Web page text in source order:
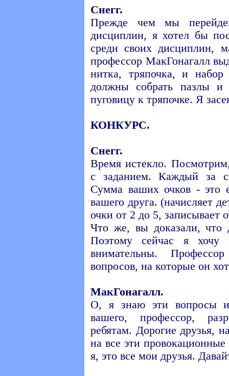
Снегг.
Прежде чем мы
дисциплин, я хотел бы
среди своих дисциплин,
профессор МакГонагалл
нитка, тряпочка, и
должны собрать пазлы
пуговицу к тряпочке. Я
КОНКУРС.
Снегг.
Время истекло.
с заданием. Каждый за
Сумма ваших очков - это
вашего друга. (начисляет
очки от 2 до 5, записывает
Что же, вы доказали, что
Поэтому сейчас я хочу
внимательны.
вопросов, на которые он
МакГонагалл.
О, я знаю эти вопросы
вашего, профессор,
ребятам. Дорогие друзья,
на все эти провокационные
я, это все мои друзья.